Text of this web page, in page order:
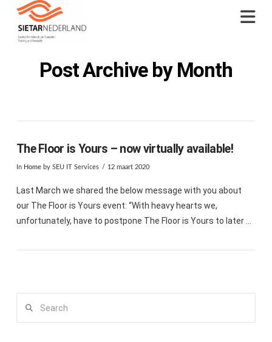
Post Archive by Month
The Floor is Yours – now virtually available!
In Homeby SEU IT Services 12 maart 2020
Last March we shared the below message with you about
our The Floor is Yours event: “With heavy hearts we,
unfortunately, have to postpone The Floor is Yours to later …